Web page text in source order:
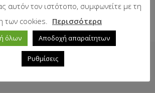
αυτόν τον ιστότοπο, συμφωνείτε με τη
των cookies.
Περισσότερα
όλων Αποδοχή απαραίτητων
Ρυθμίσεις